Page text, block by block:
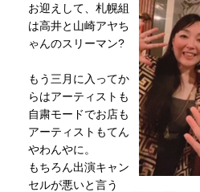
お迎えして、札幌組
は高井と山崎アヤち
ゃんのスリーマン?
もう三月に入ってか
らはアーティストも
自粛モードでお店も
アーティストもてん
やわんやに。
もちろん出演キャン
セルが悪いと言う